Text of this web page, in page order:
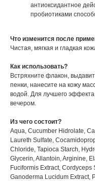
антиоксидантное
пробиотиками
Что изменится после
Чистая, мягкая и гладкая
Как использовать?
Встряхните флакон,
пенки, нанесите на кожу
водой. Для лучшего
вечером.
Из чего состоит?
Aqua, Cucumber Hidrolate,
Laureth Sulfate,
Chloride, Tapioca Starch,
Glycerin, Allantoin, Arginine,
Fuciformis Extract, Cordyceps
Ganoderma Lucidum Extract,